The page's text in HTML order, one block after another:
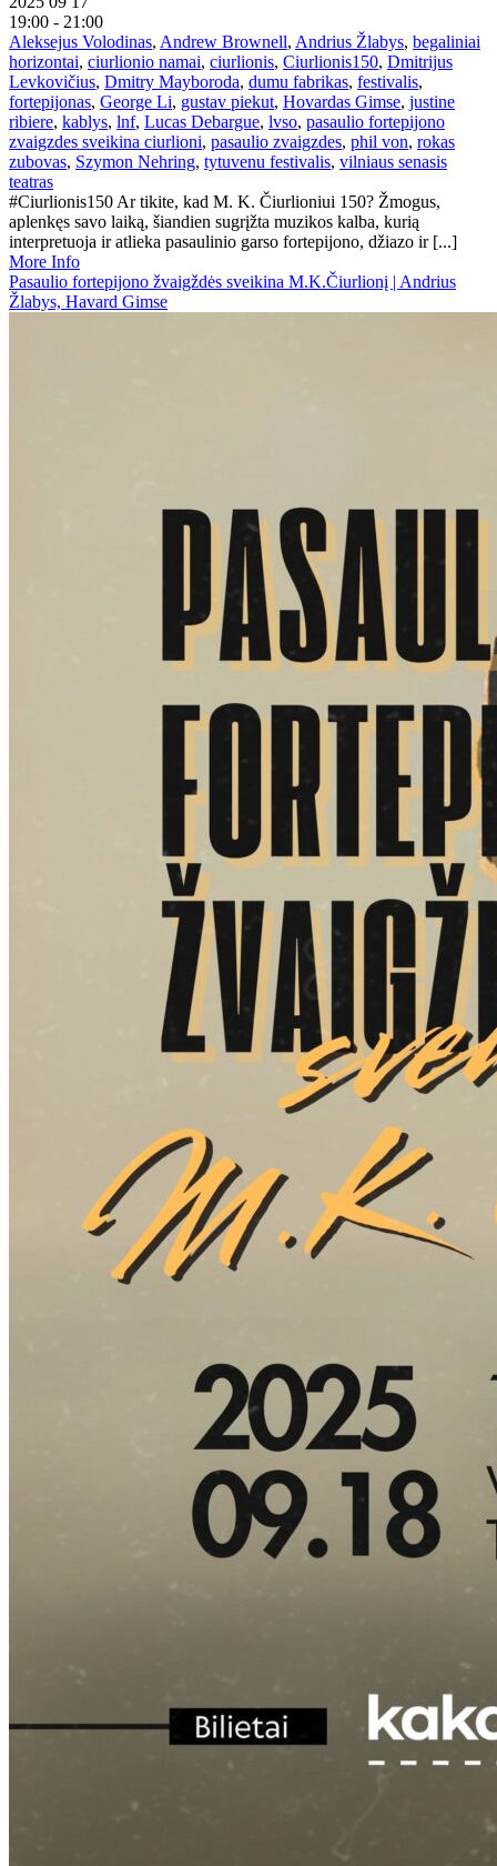
19:00 - 21:00
Aleksejus Volodinas, Andrew Brownell, Andrius Žlabys, begaliniai
horizontai, ciurlionio namai, ciurlionis, Ciurlionis150, Dmitrijus
Levkovičius, Dmitry Mayboroda, dumu fabrikas, festivalis,
fortepijonas, George Li, gustav piekut, Hovardas Gimse, justine
ribiere, kablys, lnf, Lucas Debargue, lvso, pasaulio fortepijono
zvaigzdes sveikina ciurlioni, pasaulio zvaigzdes, phil von, rokas
zubovas, Szymon Nehring, tytuvenu festivalis, vilniaus senasis
teatras
#Ciurlionis150 Ar tikite, kad M. K. Čiurlioniui 150? Žmogus,
aplenkęs savo laiką, šiandien sugrįžta muzikos kalba, kurią
interpretuoja ir atlieka pasaulinio garso fortepijono, džiazo ir [...]
More Info
Pasaulio fortepijono žvaigždės sveikina M.K.Čiurlionį | Andrius
Žlabys, Havard Gimse